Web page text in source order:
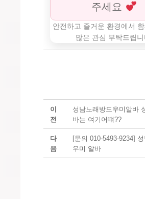
주세요
안전하고 즐거운 환경에서
많은 관심 부탁드립니
이
전
성남노래방도우미알바
바는 여기어떄??
다
음
[문의 010-5493-9234]
우미 알바